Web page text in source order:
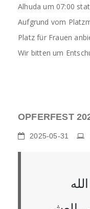
Alhuda um 07:00
Aufgrund vom
Platz für Frauen
Wir bitten um
OPFERFEST
2025-05-31